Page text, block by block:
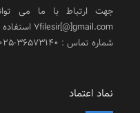
جهت ارتباط با ما می
7filesir[@]gmail.com استفاده کنید .
شماره تماس : 36573140-025
نماد اعتماد